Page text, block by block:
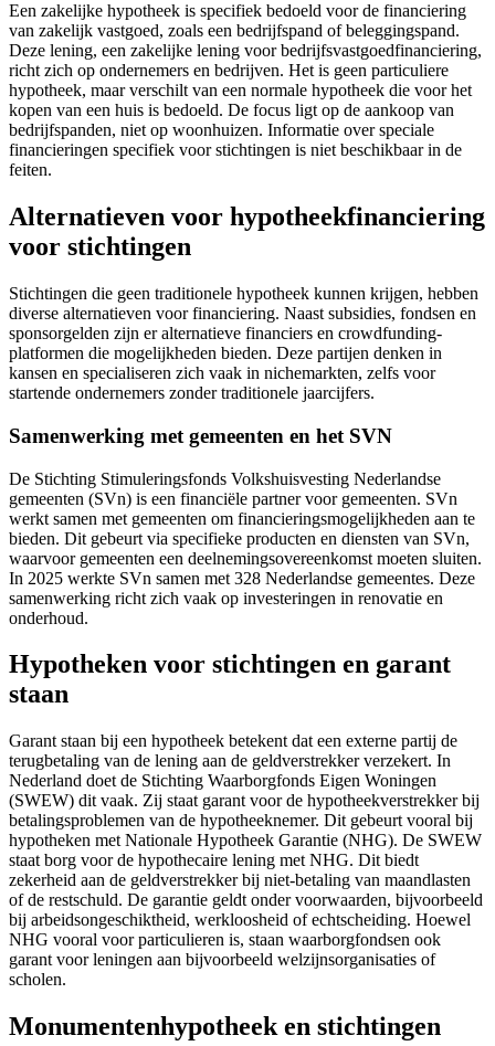
Een zakelijke hypotheek is specifiek bedoeld voor de financiering
van zakelijk vastgoed, zoals een bedrijfspand of beleggingspand.
Deze lening, een zakelijke lening voor bedrijfsvastgoedfinanciering,
richt zich op ondernemers en bedrijven. Het is geen particuliere
hypotheek, maar verschilt van een normale hypotheek die voor het
kopen van een huis is bedoeld. De focus ligt op de aankoop van
bedrijfspanden, niet op woonhuizen. Informatie over speciale
financieringen specifiek voor stichtingen is niet beschikbaar in de
feiten.
Alternatieven voor hypotheekfinanciering
voor stichtingen
Stichtingen die geen traditionele hypotheek kunnen krijgen, hebben
diverse alternatieven voor financiering. Naast subsidies, fondsen en
sponsorgelden zijn er alternatieve financiers en crowdfunding-
platformen die mogelijkheden bieden. Deze partijen denken in
kansen en specialiseren zich vaak in nichemarkten, zelfs voor
startende ondernemers zonder traditionele jaarcijfers.
Samenwerking met gemeenten en het SVN
De Stichting Stimuleringsfonds Volkshuisvesting Nederlandse
gemeenten (SVn) is een financiële partner voor gemeenten. SVn
werkt samen met gemeenten om financieringsmogelijkheden aan te
bieden. Dit gebeurt via specifieke producten en diensten van SVn,
waarvoor gemeenten een deelnemingsovereenkomst moeten sluiten.
In 2025 werkte SVn samen met 328 Nederlandse gemeentes. Deze
samenwerking richt zich vaak op investeringen in renovatie en
onderhoud.
Hypotheken voor stichtingen en garant
staan
Garant staan bij een hypotheek betekent dat een externe partij de
terugbetaling van de lening aan de geldverstrekker verzekert. In
Nederland doet de Stichting Waarborgfonds Eigen Woningen
(SWEW) dit vaak. Zij staat garant voor de hypotheekverstrekker bij
betalingsproblemen van de hypotheeknemer. Dit gebeurt vooral bij
hypotheken met Nationale Hypotheek Garantie (NHG). De SWEW
staat borg voor de hypothecaire lening met NHG. Dit biedt
zekerheid aan de geldverstrekker bij niet-betaling van maandlasten
of de restschuld. De garantie geldt onder voorwaarden, bijvoorbeeld
bij arbeidsongeschiktheid, werkloosheid of echtscheiding. Hoewel
NHG vooral voor particulieren is, staan waarborgfondsen ook
garant voor leningen aan bijvoorbeeld welzijnsorganisaties of
scholen.
Monumentenhypotheek en stichtingen